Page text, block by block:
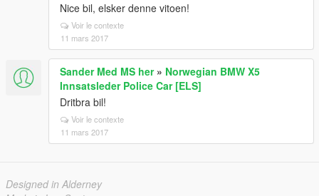
Nice bil, elsker denne vitoen!
Voir le contexte
11 mars 2017
Sander Med MS her» Norwegian BMW X5
Innsatsleder Police Car [ELS]
Dritbra bil!
Voir le contexte
11 mars 2017
Designed in Alderney